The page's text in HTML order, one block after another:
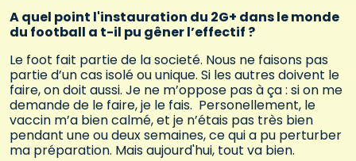
A quel point l'instauration du 2G+ dans le monde
du football a t-il pu gêner l’effectif ?
Le foot fait partie de la societé. Nous ne faisons pas
partie d’un cas isolé ou unique. Si les autres doivent le
faire, on doit aussi. Je ne m’oppose pas à ça : si on me
demande de le faire, je le fais. Personellement, le
vaccin m’a bien calmé, et je n’étais pas très bien
pendant une ou deux semaines, ce qui a pu perturber
ma préparation. Mais aujourd'hui, tout va bien.